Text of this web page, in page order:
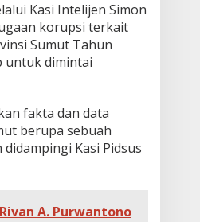
Kasi Intelijen Simon
korupsi terkait
Sumut Tahun
untuk dimintai
fakta dan data
berupa sebuah
Kasi Pidsus
A. Purwantono